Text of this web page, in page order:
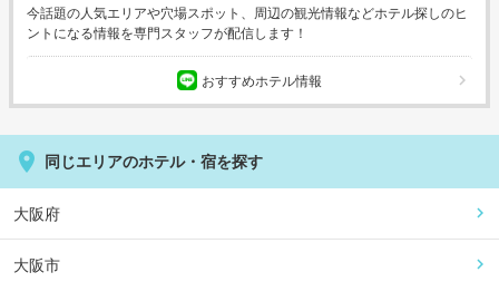
今話題の人気エリアや穴場スポット、周辺の観光情報などホテル探しのヒ
ントになる情報を専門スタッフが配信します！
おすすめホテル情報
同じエリアのホテル・宿を探す
大阪府
大阪市